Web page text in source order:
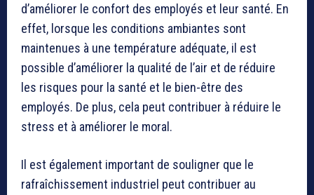
d’améliorer le confort des employés et leur santé. En
effet, lorsque les conditions ambiantes sont
maintenues à une température adéquate, il est
possible d’améliorer la qualité de l’air et de réduire
les risques pour la santé et le bien-être des
employés. De plus, cela peut contribuer à réduire le
stress et à améliorer le moral.
Il est également important de souligner que le
rafraîchissement industriel peut contribuer au